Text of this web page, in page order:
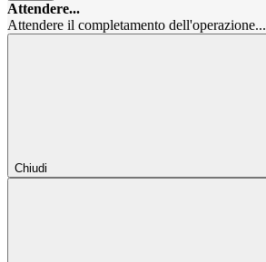
Attendere...
Attendere il completamento dell'operazione...
Chiudi